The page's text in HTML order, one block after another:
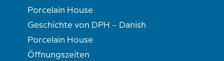
Porcelain House
Geschichte von DPH – Danish
Porcelain House
Öffnungszeiten